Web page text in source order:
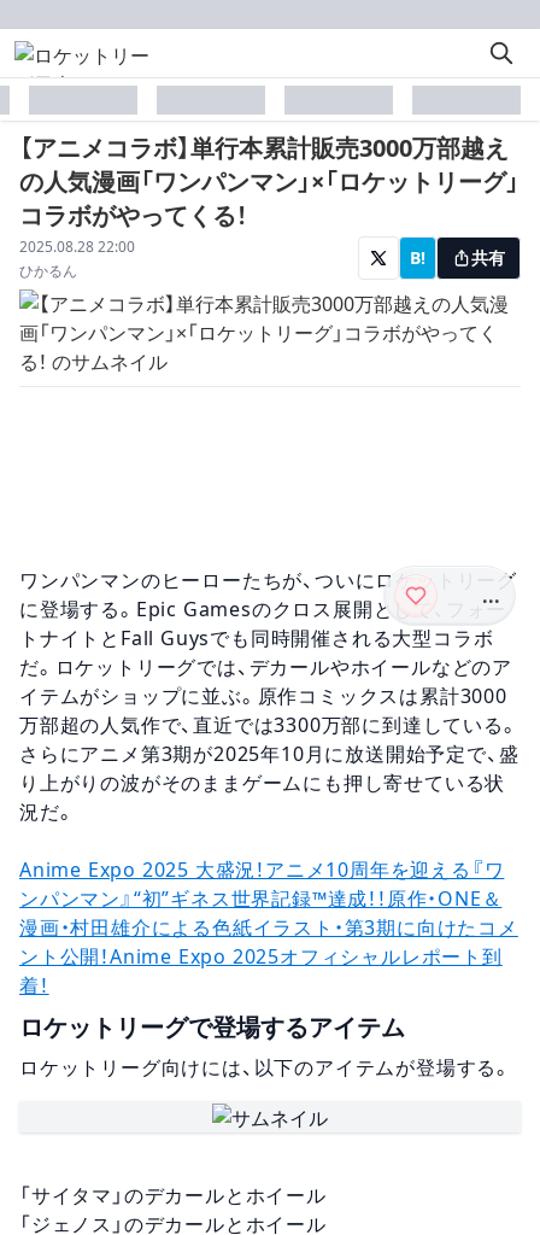
【アニメコラボ】単行本累計販売3000万部越え
の人気漫画「ワンパンマン」×「ロケットリーグ」
コラボがやってくる！
配信日
2025.08.28 22:00
著者
ひかるん
B! 共有
...
ワンパンマンのヒーローたちが、ついにロケットリーグ
に登場する。Epic Gamesのクロス展開として、フォー
トナイトとFall Guysでも同時開催される大型コラボ
だ。ロケットリーグでは、デカールやホイールなどのア
イテムがショップに並ぶ。原作コミックスは累計3000
万部超の人気作で、直近では3300万部に到達している。
さらにアニメ第3期が2025年10月に放送開始予定で、盛
り上がりの波がそのままゲームにも押し寄せている状
況だ。
Anime Expo 2025 大盛況！アニメ10周年を迎える『ワ
ンパンマン』“初”ギネス世界記録™達成！！原作・ONE＆
漫画・村田雄介による色紙イラスト・第3期に向けたコメ
ント公開！Anime Expo 2025オフィシャルレポート到
着！
ロケットリーグで登場するアイテム
ロケットリーグ向けには、以下のアイテムが登場する。
「サイタマ」のデカールとホイール
「ジェノス」のデカールとホイール